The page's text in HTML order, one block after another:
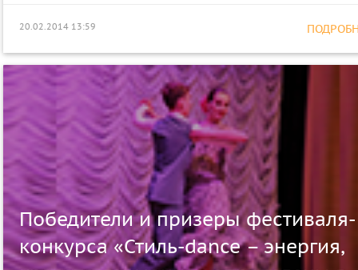
20.02.2014 13:59
Победители и призеры фестиваля-
конкурса «Стиль-dance – энергия,